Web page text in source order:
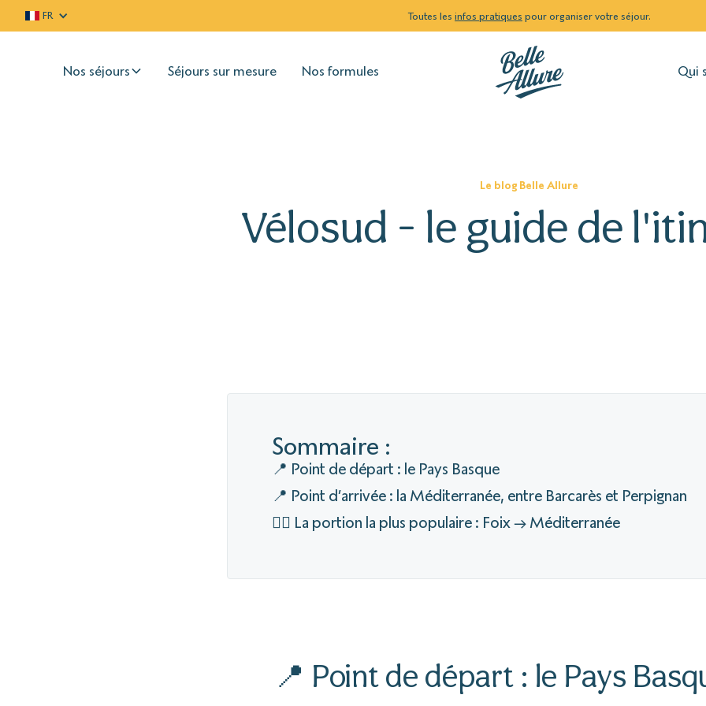
Toutes les infos pratiques pour organiser votre séjour.
FR
Nos séjours Séjours sur mesure Nos formules Qui
Le blog Belle Allure
Vélosud - le guide de
Sommaire :
📍 Point de départ : le Pays Basque
📍 Point d’arrivée : la Méditerranée, entre Barcarès et Perpignan
🚴‍♂️ La portion la plus populaire : Foix → Méditerranée
📍 Point de départ : le Pays